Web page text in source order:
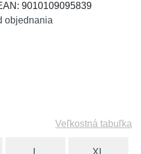
9010109095839
objednania
Veľkostná tabuľka
L XL